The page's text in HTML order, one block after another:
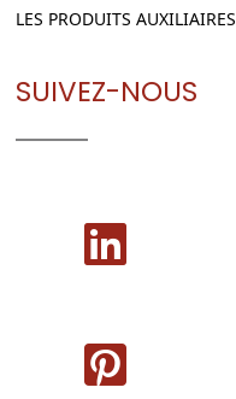
LES PRODUITS AUXILIAIRES
SUIVEZ-NOUS